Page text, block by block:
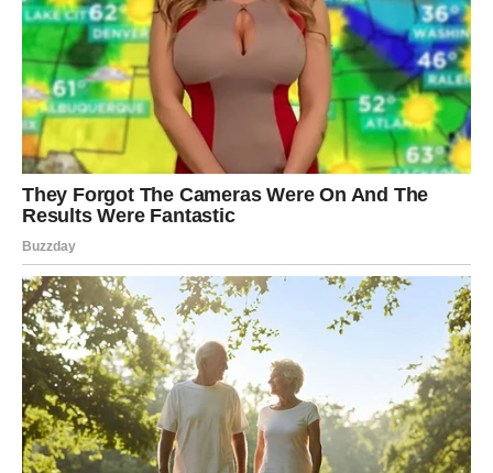
kaže “samo da ga još jednom čujem”.
Ovo je period kada Ribe mogu biti osetljive:
lako se rastuže
lako se sete
lako se povuku u tišinu
lako idealizuju ono što je bilo
Ali… i ovde dolazi preokret.
Ribe su bliže isceljenju nego što misle
Iako im je teško, Ribe sada prolaze kroz proces koji ih